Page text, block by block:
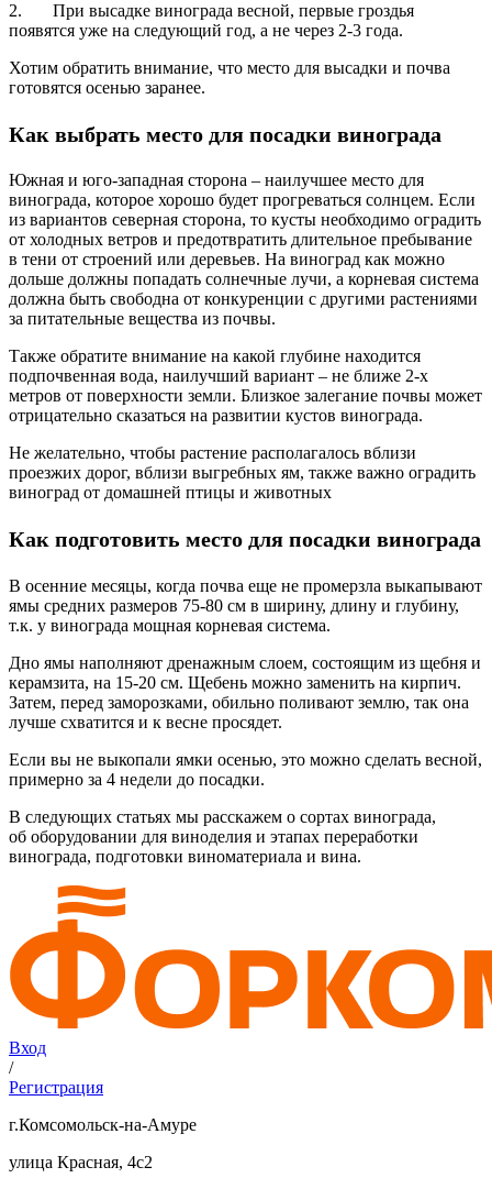
2. При высадке винограда весной, первые гроздья
появятся уже на следующий год, а не через 2-3 года.
Хотим обратить внимание, что место для высадки и почва
готовятся осенью заранее.
Как выбрать место для посадки винограда
Южная и юго-западная сторона – наилучшее место для
винограда, которое хорошо будет прогреваться солнцем. Если
из вариантов северная сторона, то кусты необходимо оградить
от холодных ветров и предотвратить длительное пребывание
в тени от строений или деревьев. На виноград как можно
дольше должны попадать солнечные лучи, а корневая система
должна быть свободна от конкуренции с другими растениями
за питательные вещества из почвы.
Также обратите внимание на какой глубине находится
подпочвенная вода, наилучший вариант – не ближе 2-х
метров от поверхности земли. Близкое залегание почвы может
отрицательно сказаться на развитии кустов винограда.
Не желательно, чтобы растение располагалось вблизи
проезжих дорог, вблизи выгребных ям, также важно оградить
виноград от домашней птицы и животных
Как подготовить место для посадки винограда
В осенние месяцы, когда почва еще не промерзла выкапывают
ямы средних размеров 75-80 см в ширину, длину и глубину,
т.к. у винограда мощная корневая система.
Дно ямы наполняют дренажным слоем, состоящим из щебня и
керамзита, на 15-20 см. Щебень можно заменить на кирпич.
Затем, перед заморозками, обильно поливают землю, так она
лучше схватится и к весне просядет.
Если вы не выкопали ямки осенью, это можно сделать весной,
примерно за 4 недели до посадки.
В следующих статьях мы расскажем о сортах винограда,
об оборудовании для виноделия и этапах переработки
винограда, подготовки виноматериала и вина.
Вход
/
Регистрация
г.Комсомольск-на-Амуре
улица Красная, 4с2